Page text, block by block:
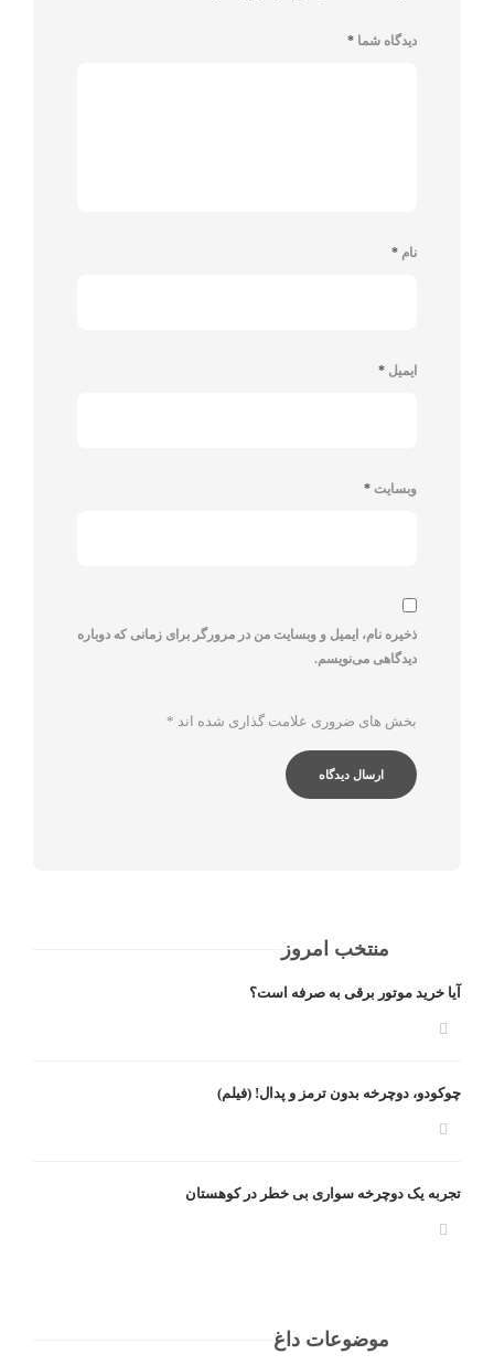
دیدگاه شما *
نام *
ایمیل *
وبسایت *
ذخیره نام، ایمیل و وبسایت من در مرورگر برای زمانی که دوباره
دیدگاهی می‌نویسم.
بخش های ضروری علامت گذاری شده اند *
منتخب امروز
آیا خرید موتور برقی به صرفه است؟
چوکودو، دوچرخه بدون ترمز و پدال! (فیلم)
تجربه یک دوچرخه سواری بی خطر در کوهستان
موضوعات داغ